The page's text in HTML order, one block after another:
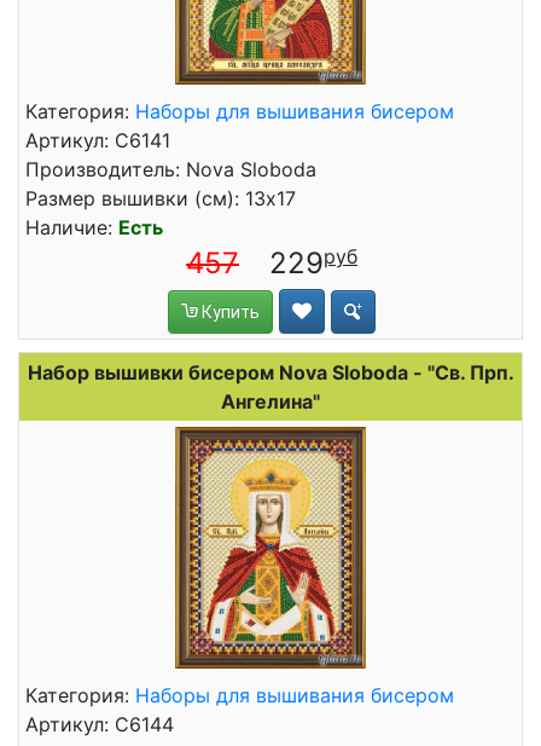
Категория: Наборы для вышивания бисером
Артикул: C6141
Производитель: Nova Sloboda
Размер вышивки (см): 13x17
Наличие: Есть
457 229
Купить
Набор вышивки бисером Nova Sloboda - "Св. Прп.
Ангелина"
Категория: Наборы для вышивания бисером
Артикул: C6144